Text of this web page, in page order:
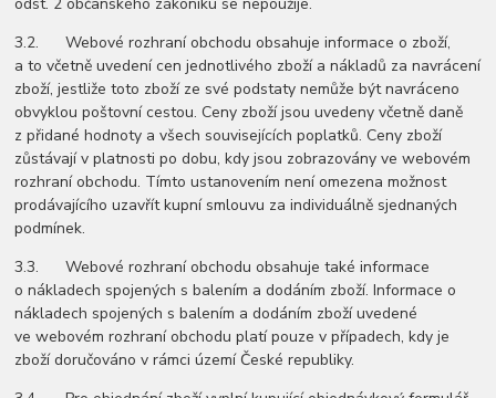
3.2. Webové rozhraní obchodu obsahuje informace o zboží,
a to včetně uvedení cen jednotlivého zboží a nákladů za navrácení
zboží, jestliže toto zboží ze své podstaty nemůže být navráceno
obvyklou poštovní cestou. Ceny zboží jsou uvedeny včetně daně
z přidané hodnoty a všech souvisejících poplatků. Ceny zboží
zůstávají v platnosti po dobu, kdy jsou zobrazovány ve webovém
rozhraní obchodu. Tímto ustanovením není omezena možnost
prodávajícího uzavřít kupní smlouvu za individuálně sjednaných
podmínek.
3.3. Webové rozhraní obchodu obsahuje také informace
o nákladech spojených s balením a dodáním zboží. Informace o
nákladech spojených s balením a dodáním zboží uvedené
ve webovém rozhraní obchodu platí pouze v případech, kdy je
zboží doručováno v rámci území České republiky.